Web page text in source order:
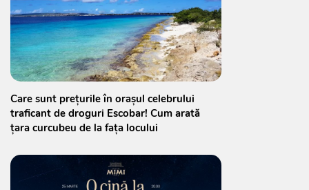
Care sunt preţurile în oraşul celebrului
traficant de droguri Escobar! Cum arată
țara curcubeu de la faţa locului